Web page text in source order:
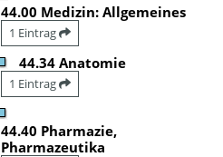
44.00 Medizin: Allgemeines
1 Eintrag
44.34 Anatomie
1 Eintrag
44.40 Pharmazie,
Pharmazeutika